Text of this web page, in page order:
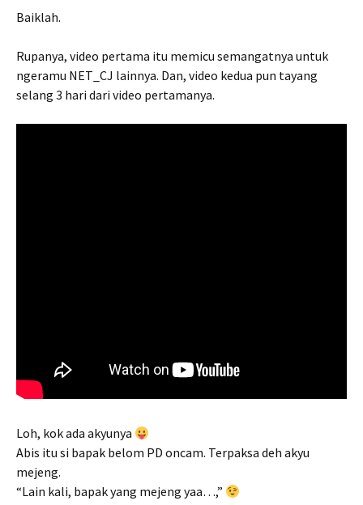
Baiklah.
Rupanya, video pertama itu memicu semangatnya untuk
ngeramu NET_CJ lainnya. Dan, video kedua pun tayang
selang 3 hari dari video pertamanya.
Loh, kok ada akyunya
Abis itu si bapak belom PD oncam. Terpaksa deh akyu
mejeng.
“Lain kali, bapak yang mejeng yaa…,”